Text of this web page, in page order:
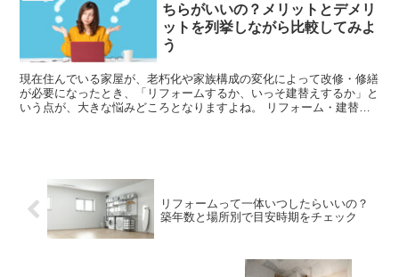
ちらがいいの？メリットとデメリ
ットを列挙しながら比較してみよ
う
現在住んでいる家屋が、老朽化や家族構成の変化によって改修・修繕
が必要になったとき、「リフォームするか、いっそ建替えするか」と
いう点が、大きな悩みどころとなりますよね。 リフォーム・建替え
リフォームって一体いつしたらいいの？
築年数と場所別で目安時期をチェック